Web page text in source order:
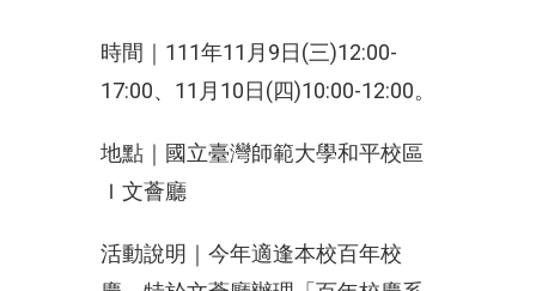
時間｜111年11月9日(三)12:00-
17:00、11月10日(四)10:00-12:00。
地點｜國立臺灣師範大學和平校區
Ｉ文薈廳
活動說明｜今年適逢本校百年校